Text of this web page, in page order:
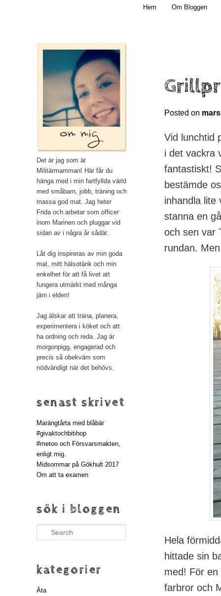
Mamma, militär och märkbart obekväm
Hem Om Bloggen
Posted on
Vid lunchtid
i det vackra
fantastiskt!
bestämde
inhandla lite
stanna en
och sen var
rundan.
Hela
hittade sin
med! För
farbror och
Det är jag som är
Militärmamman! Här får du
hänga med i min fartfyllda värld
med småbarn, jobb, träning och
massa god mat. Jag heter
Frida och arbetar som officer
inom Marinen och pluggar vid
sidan av i några år sådär.
Låt dig inspireras av min goda
mat, mitt hälsotänk och min
enkelhet för att få livet att
fungera utmärkt med många
järn i elden!
Jag älskar att träna, planera,
experimentera i köket och att
ha ordning och reda. Jag är
morgonpigg, engagerad och
precis så obekväm som
nödvändigt när det behövs.
senast skrivet
Marängtårta med blåbär
#givaktochbitihop
#metoo och Försvarsmakten,
enligt mig.
Midsommar på Gökhult 2017
Om att ta examen
sök i bloggen
Search
kategorier
Äta